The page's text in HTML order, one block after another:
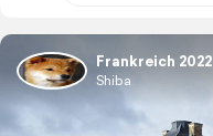
Frankreich 2022
Shiba